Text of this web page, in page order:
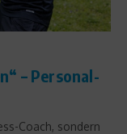
– Personal-
Coach, sondern